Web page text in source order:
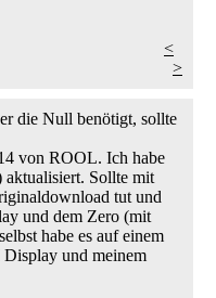
<
>
die Null benötigt, sollte
von ROOL. Ich habe
Sollte mit
tut und
und dem Zero (mit
habe es auf einem
und meinem